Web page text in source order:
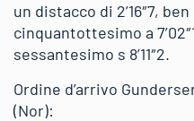
un distacco di 2’16″7,
cinquantottesimo a
sessantesimo s 8’11″2.
Ordine d’arrivo
(Nor):